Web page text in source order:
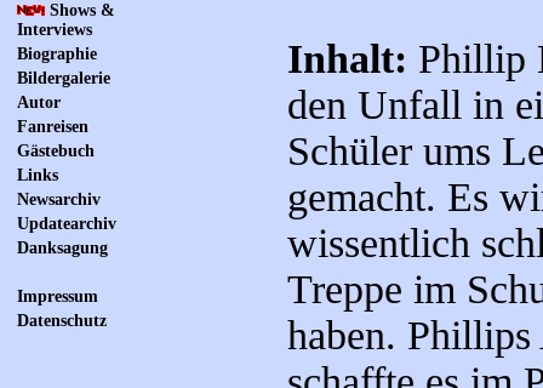
Shows &
Interviews
Biographie
Bildergalerie
Autor
Fanreisen
Gästebuch
Links
Newsarchiv
Updatearchiv
Danksagung
Impressum
Datenschutz
Inhalt: Phillip
den Unfall in
Schüler ums
gemacht. Es
wissentlich
Treppe im
haben.